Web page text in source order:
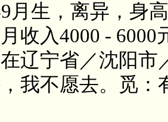
月生，离异，身
收入4000 -
辽宁省／沈阳
我不愿去。觅：